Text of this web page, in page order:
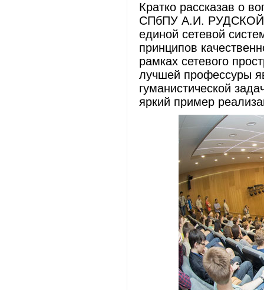
Кратко рассказав о
СПбПУ А.И. РУДСКОЙ
единой сетевой
принципов
рамках сетевого
лучшей профессуры
гуманистической
яркий пример